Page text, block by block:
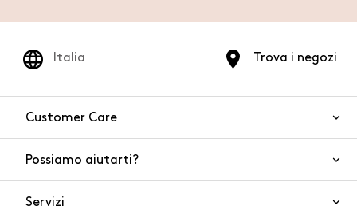
Trova i negozi
Italia
Customer Care
Possiamo aiutarti?
Servizi